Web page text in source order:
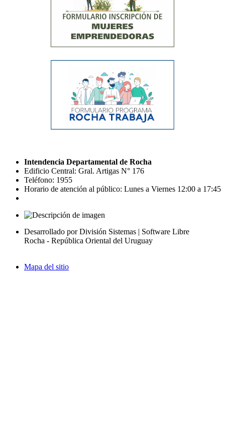
Intendencia Departamental de Rocha
Edificio Central: Gral. Artigas N° 176
Teléfono: 1955
Horario de atención al público: Lunes a Viernes 12:00 a 17:45
Desarrollado por División Sistemas | Software Libre
Rocha - República Oriental del Uruguay
Mapa del sitio